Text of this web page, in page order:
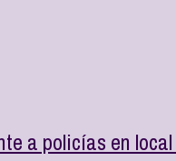
a policías en